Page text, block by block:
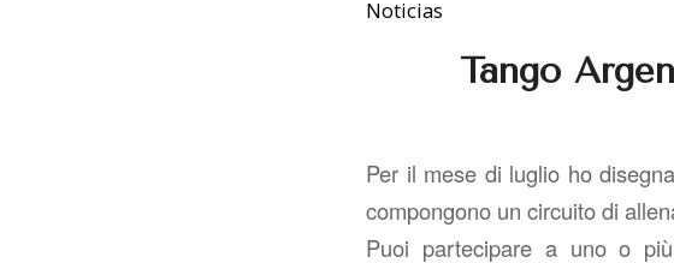
Noticias
Tango
Per il mese di luglio ho
compongono un circuito di
Puoi partecipare a uno o